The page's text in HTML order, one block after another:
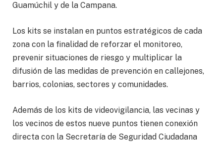
Guamúchil y de la Campana.
Los kits se instalan en puntos estratégicos de cada
zona con la finalidad de reforzar el monitoreo,
prevenir situaciones de riesgo y multiplicar la
difusión de las medidas de prevención en callejones,
barrios, colonias, sectores y comunidades.
Además de los kits de videovigilancia, las vecinas y
los vecinos de estos nueve puntos tienen conexión
directa con la Secretaría de Seguridad Ciudadana